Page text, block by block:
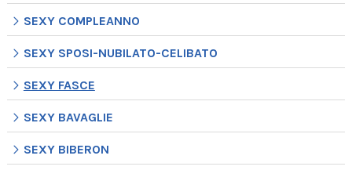
SEXY COMPLEANNO
SEXY SPOSI-NUBILATO-CELIBATO
SEXY FASCE
SEXY BAVAGLIE
SEXY BIBERON